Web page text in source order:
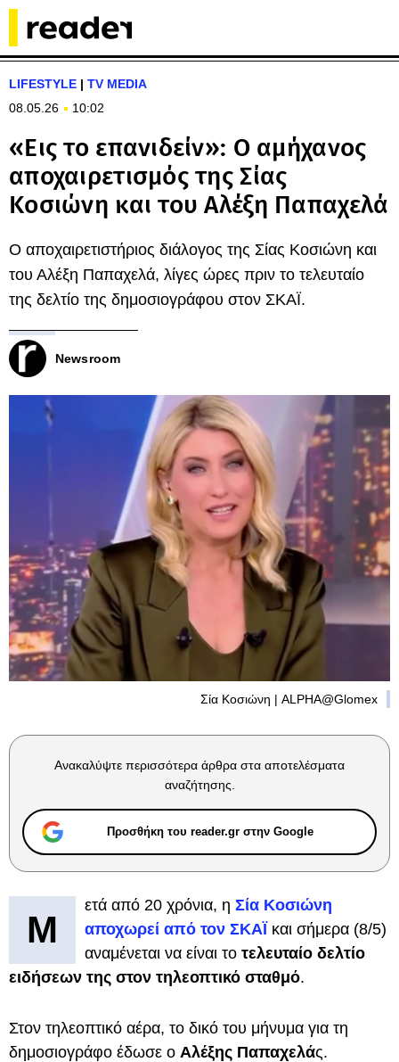
LIFESTYLE | TV MEDIA
08.05.26
10:02
«Εις το επανιδείν»: Ο αμήχανος
αποχαιρετισμός της Σίας
Κοσιώνη και του Αλέξη Παπαχελά
Ο αποχαιρετιστήριος διάλογος της Σίας Κοσιώνη και
του Αλέξη Παπαχελά, λίγες ώρες πριν το τελευταίο
της δελτίο της δημοσιογράφου στον ΣΚΑΪ.
Newsroom
Σία Κοσιώνη | ALPHA@Glomex
Ανακαλύψτε περισσότερα άρθρα στα αποτελέσματα
αναζήτησης.
Προσθήκη του reader.gr στην Google
Μ
ετά από 20 χρόνια, η Σία Κοσιώνη
αποχωρεί από τον ΣΚΑΪ και σήμερα (8/5)
αναμένεται να είναι το τελευταίο δελτίο
ειδήσεων της στον τηλεοπτικό σταθμό.
Στον τηλεοπτικό αέρα, το δικό του μήνυμα για τη
δημοσιογράφο έδωσε ο Αλέξης Παπαχελάς.